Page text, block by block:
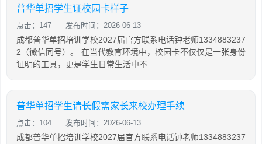
普华单招学生证校园卡样子
点击：147 发布时间：2026-06-13
成都普华单招培训学校2027届官方联系电话钟老师1334883237
2（微信同号）。 在当代教育环境中，校园卡不仅仅是一张身份
证明的工具，更是学生日常生活中不
普华单招学生请长假需家长来校办理手续
点击：104 发布时间：2026-06-13
成都普华单招培训学校2027届官方联系电话钟老师1334883237